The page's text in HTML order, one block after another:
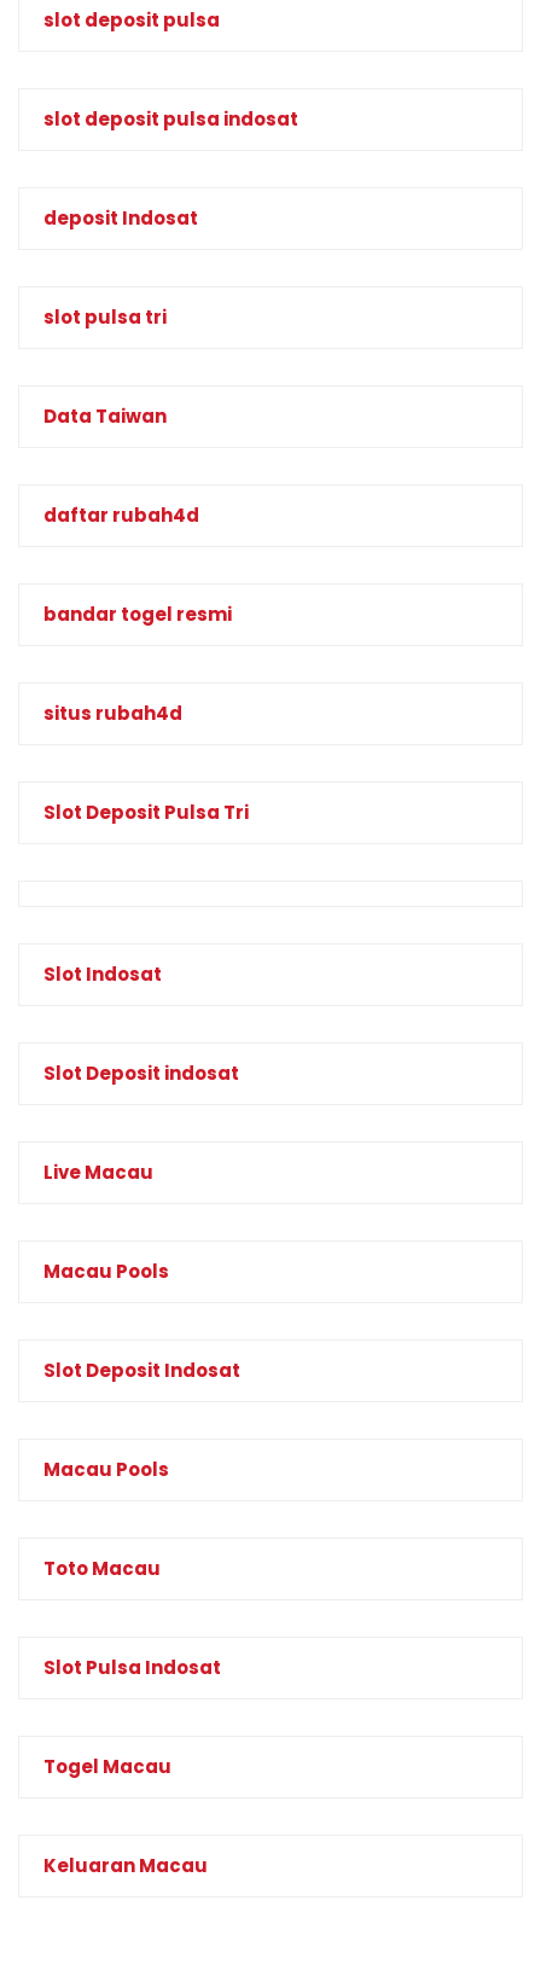
slot deposit pulsa
slot deposit pulsa indosat
deposit Indosat
slot pulsa tri
Data Taiwan
daftar rubah4d
bandar togel resmi
situs rubah4d
Slot Deposit Pulsa Tri
Slot Indosat
Slot Deposit indosat
Live Macau
Macau Pools
Slot Deposit Indosat
Macau Pools
Toto Macau
Slot Pulsa Indosat
Togel Macau
Keluaran Macau